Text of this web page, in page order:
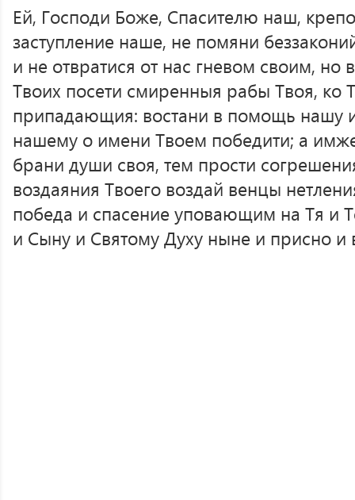
Ей, Господи Боже, Спасителю наш,
заступление наше, не помяни
и не отвратися от нас гневом своим, но
Твоих посети смиренныя рабы Твоя, ко
припадающия: востани в помощь нашу
нашему о имени Твоем победити; а
брани души своя, тем прости
воздаяния Твоего воздай венцы
победа и спасение уповающим на Тя и
и Сыну и Святому Духу ныне и присно и